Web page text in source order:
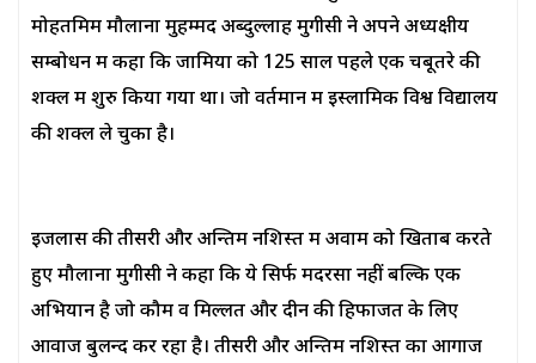
मोहतमिम मौलाना मुहम्मद अब्दुल्लाह मुगीसी ने अपने अध्यक्षीय
सम्बोधन में कहा कि जामिया को 125 साल पहले एक चबूतरे की
शक्ल में शुरु किया गया था। जो वर्तमान में इस्लामिक विश्व विद्यालय
की शक्ल ले चुका है।
इजलास की तीसरी और अन्तिम नशिस्त में अवाम को खिताब करते
हुए मौलाना मुगीसी ने कहा कि ये सिर्फ मदरसा नहीं बल्कि एक
अभियान है जो कौम व मिल्लत और दीन की हिफाजत के लिए
आवाज बुलन्द कर रहा है। तीसरी और अन्तिम नशिस्त का आगाज